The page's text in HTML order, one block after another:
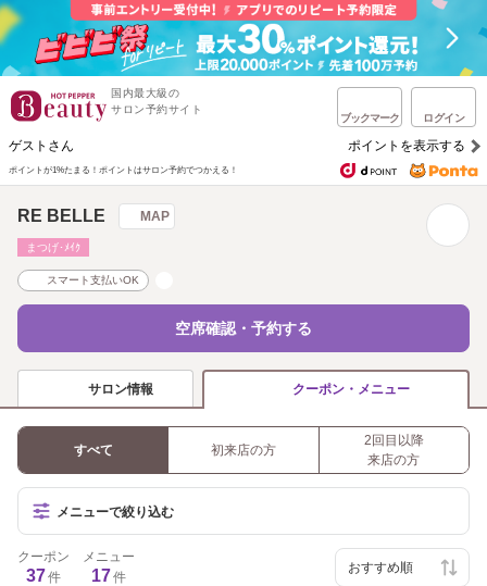
国内最大級の
サロン予約サイト
ブックマーク ログイン
ゲストさん ポイントを表示する
ポイントが1%たまる！ ポイントはサロン予約でつかえる！
RE BELLE MAP
まつげ･ﾒｲｸ
スマート支払いOK
空席確認・予約する
サロン情報 クーポン・メニュー
すべて 初来店の方
2回目以降
来店の方
メニューで絞り込む
クーポン
37件
メニュー
17件